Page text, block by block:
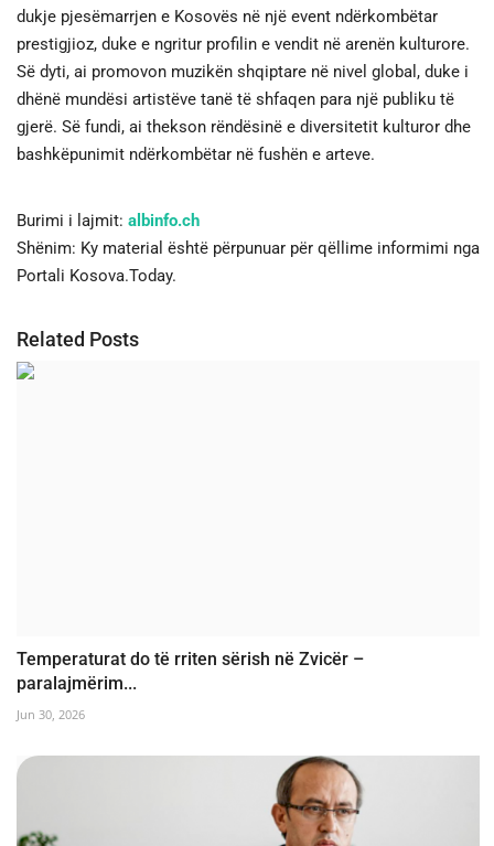
dukje pjesëmarrjen e Kosovës në një event ndërkombëtar
prestigjioz, duke e ngritur profilin e vendit në arenën kulturore.
Së dyti, ai promovon muzikën shqiptare në nivel global, duke i
dhënë mundësi artistëve tanë të shfaqen para një publiku të
gjerë. Së fundi, ai thekson rëndësinë e diversitetit kulturor dhe
bashkëpunimit ndërkombëtar në fushën e arteve.
Burimi i lajmit: albinfo.ch
Shënim: Ky material është përpunuar për qëllime informimi nga
Portali Kosova.Today.
Related Posts
Temperaturat do të rriten sërish në Zvicër –
paralajmërim...
Jun 30, 2026